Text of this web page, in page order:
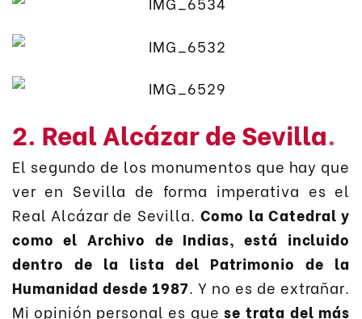
2. Real Alcázar de Sevilla.
El segundo de los monumentos que hay que
ver en Sevilla de forma imperativa es el
Real Alcázar de Sevilla. Como la Catedral y
como el Archivo de Indias, está incluido
dentro de la lista del Patrimonio de la
Humanidad desde 1987. Y no es de extrañar.
Mi opinión personal es quese trata del más